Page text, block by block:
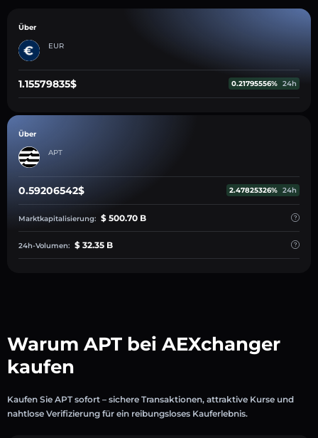
Über
EUR
1.15579835$ 0.21795556% 24h
Über
APT
0.59206542$ 2.47825326% 24h
Marktkapitalisierung: $ 500.70 B
24h-Volumen: $ 32.35 B
Warum APT bei AEXchanger
kaufen
Kaufen Sie APT sofort – sichere Transaktionen, attraktive Kurse und
nahtlose Verifizierung für ein reibungsloses Kauferlebnis.